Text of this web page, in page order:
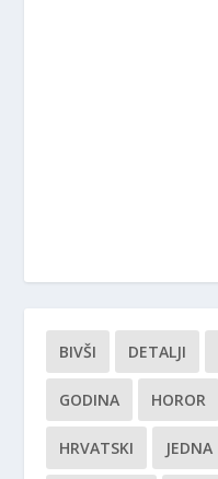
BIVŠI DETALJI
GODINA HOROR
HRVATSKI JEDNA